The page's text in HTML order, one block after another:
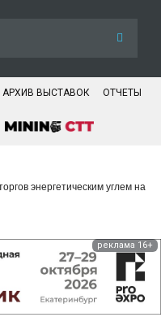
АРХИВ ВЫСТАВОК ОТЧЕТЫ
энергетическим углем на
реклама 16+